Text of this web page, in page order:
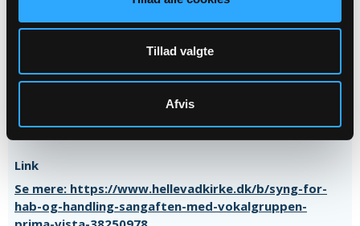
Tillad valgte
Afvis
Højskolesangbogens 19. udgave, udgivet i 2020. Aftenens
sange tematiserer tro, håb og handlekraft og er nøje
retning i en tid præget af forandring. Sangaftenen finder
sted torsdag den 25. september i Ørum Kirke kl. 19. Der er
Link
Se mere: https://www.hellevadkirke.dk/b/syng-for-
hab-og-handling-sangaften-med-vokalgruppen-